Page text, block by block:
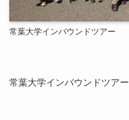
常葉大学インバウンドツアー
常葉大学インバウンドツアー